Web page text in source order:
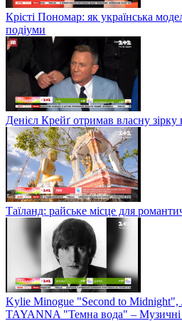
Крісті Пономар: як українська
подіуми
Денієл Крейґ отримав власну зірку
Таїланд: райське місце для
Kylie Minogue "Second to Midnight",
TAYANNA "Темна вода" – Музичні